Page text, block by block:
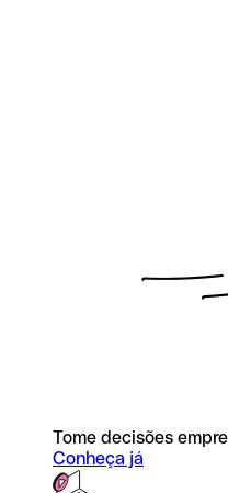
Tome decisões
Conheça já